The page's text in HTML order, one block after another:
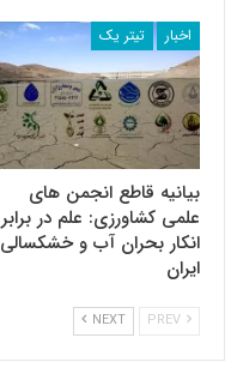
اخبار تیتر یک
بیانیه قاطع انجمن های
علمی کشاورزی: علم در برابر
انکار بحران آب و خشکسالی
ایران
NEXT